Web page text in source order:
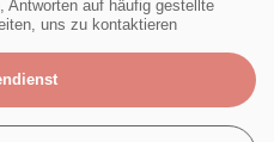
Antworten auf häufig gestellte
uns zu kontaktieren